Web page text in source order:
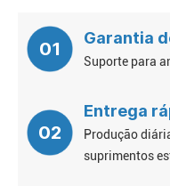
01
Garantia
Suporte para
02
Entrega
Produção
suprimentos